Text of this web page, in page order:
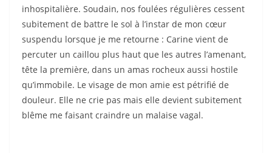
inhospitalière. Soudain, nos foulées régulières cessent
subitement de battre le sol à l’instar de mon cœur
suspendu lorsque je me retourne : Carine vient de
percuter un caillou plus haut que les autres l’amenant,
tête la première, dans un amas rocheux aussi hostile
qu’immobile. Le visage de mon amie est pétrifié de
douleur. Elle ne crie pas mais elle devient subitement
blême me faisant craindre un malaise vagal.